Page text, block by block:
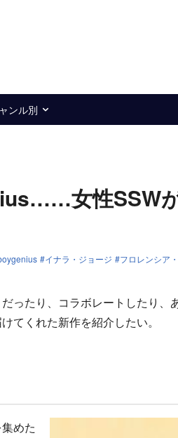
ンル別
女性SSW
イナラ・ジョージ フロレンシア
ったり、コラボレートしたり、
てくれた新作を紹介したい。
めた